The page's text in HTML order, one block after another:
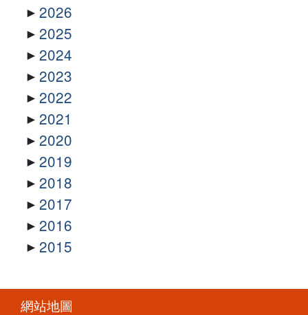
2026
2025
2024
2023
2022
2021
2020
2019
2018
2017
2016
2015
網站地圖